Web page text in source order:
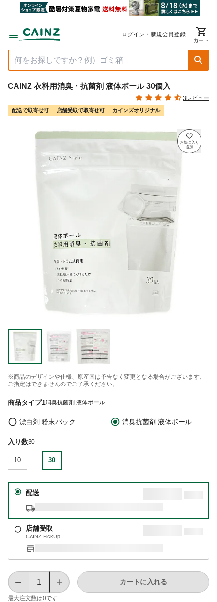
ログイン・新規会員登録
カート
CAINZ 衣料用消臭・抗菌剤 液体ボール 30個入
3レビュー
配送で取寄せ可 店舗受取で取寄せ可 カインズオリジナル
※商品のデザインや仕様、原産国は予告なく変更となる場合がございます。
ご指定はできませんのでご了承ください。
商品タイプ1消臭抗菌剤 液体ボール
漂白剤 粉末パック 消臭抗菌剤 液体ボール
入り数30
10 30
配送
店舗受取
CAINZ PickUp
最大注文数は0です
カートに入れる